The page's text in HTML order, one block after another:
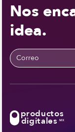
Nos
idea.
productos
digitales MX